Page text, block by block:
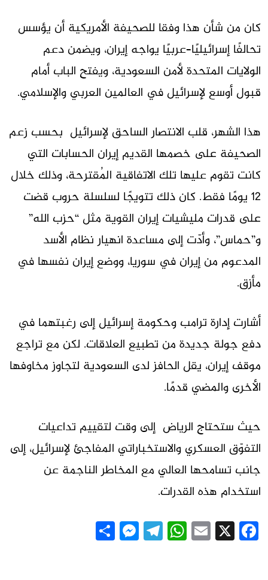
كان من شأن هذا وفقا للصحيفة الأمريكية أن يؤسس
تحالفًا إسرائيليًا–عربيًا يواجه إيران، ويضمن دعم
الولايات المتحدة لأمن السعودية، ويفتح الباب أمام
قبول أوسع لإسرائيل في العالمين العربي والإسلامي.
هذا الشهر، قلب الانتصار الساحق لإسرائيل بحسب زعم
الصحيفة على خصمها القديم إيران الحسابات التي
كانت تقوم عليها تلك الاتفاقية المُقترحة، وذلك خلال
12 يومًا فقط. كان ذلك تتويجًا لسلسلة حروب قضت
على قدرات مليشيات إيران القوية مثل “حزب الله”
و”حماس”، وأدّت إلى مساعدة انهيار نظام الأسد
المدعوم من إيران في سوريا، ووضع إيران نفسها في
مأزق.
أشارت إدارة ترامب وحكومة إسرائيل إلى رغبتهما في
دفع جولة جديدة من تطبيع العلاقات. لكن مع تراجع
موقف إيران، يقل الحافز لدى السعودية لتجاوز مخاوفها
الأخرى والمضي قدمًا.
حيث ستحتاج الرياض إلى وقت لتقييم تداعيات
التفوّق العسكري والاستخباراتي المفاجئ لإسرائيل، إلى
جانب تسامحها العالي مع المخاطر الناجمة عن
استخدام هذه القدرات.
Facebook
X
Email
WhatsApp
Telegram
Messenger